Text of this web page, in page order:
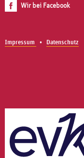
Wir bei Facebook
Impressum Datenschutz